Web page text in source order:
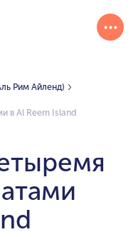
Рим Айленд)
в Al Reem Island